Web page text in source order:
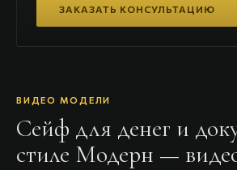
ЗАКАЗАТЬ КОНСУЛЬТАЦИЮ
ВИДЕО МОДЕЛИ
Сейф для денег и
стиле Модерн —